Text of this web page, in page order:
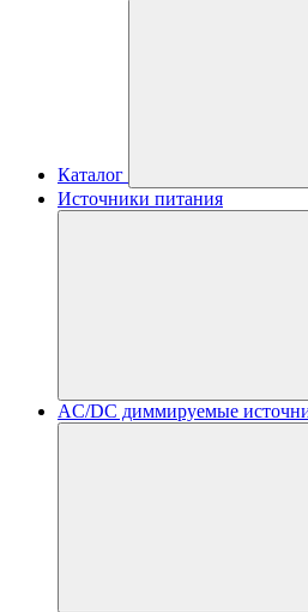
Каталог
Источники питания
AC/DC диммируемые